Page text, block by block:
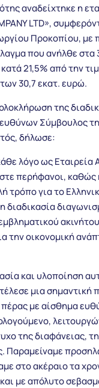
αναδείχτηκε η
LTD»,
Προκοπίου,
που ανήλθε στα
21,5% από την
30,7 εκατ. ευρώ.
της
Σύμβουλος
δήλωσε:
λόγο ως Εταιρεία
περήφανοι,
τρόπο για το
διαδικασία
την οικονομική
και υλοποίηση
μια σημαντική
με αίσθημα
της διαφάνειας,
Παραμείναμε
στο ακέραιο τα
με απόλυτο